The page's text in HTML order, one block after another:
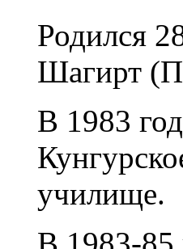
Родился
Шагирт
В 1983
училище.